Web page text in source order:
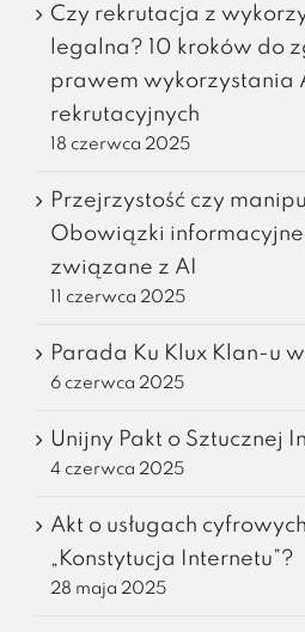
Czy rekrutacja z
legalna? 10 kroków do
prawem wykorzystania
rekrutacyjnych
18 czerwca 2025
Przejrzystość czy
Obowiązki
związane z AI
11 czerwca 2025
Parada Ku Klux Klan-u
6 czerwca 2025
Unijny Pakt o Sztucznej
4 czerwca 2025
Akt o usługach
„Konstytucja Internetu”?
28 maja 2025